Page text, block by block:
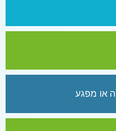
או מפגע